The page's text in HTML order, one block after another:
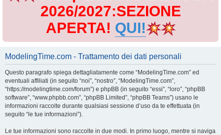
2026/2027:SEZIONE
APERTA! QUI!
ModelingTime.com - Trattamento dei dati personali
Questo paragrafo spiega dettagliatamente come “ModelingTime.com” ed
eventuali affiliati (in seguito “noi”, “nostro”, “ModelingTime.com”,
“https://modelingtime.com/forum”) e phpBB (in seguito “essi”, “loro”, “phpBB
software”, “www.phpbb.com”, “phpBB Limited”, “phpBB Teams”) usano le
informazioni raccolte durante qualsiasi sessione d’uso da te effettuata (in
seguito “le tue informazioni”).
Le tue informazioni sono raccolte in due modi. In primo luogo, mentre si naviga